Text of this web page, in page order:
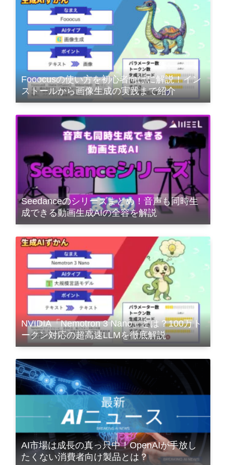
Fooocusの使い方を初心者向けに解説！イン
ストールから画像生成の実践まで紹介
Seedanceのシリーズまとめ！音声も同時生
成できる動画生成AIの全容を解説
NVIDIA「Nemotron 3 Nano」とは？100万ト
ークン対応の超高速LLMを徹底解説
AI市場は成長の真っ只中！OpenAIが手放し
たくない消費者向け製品とは？